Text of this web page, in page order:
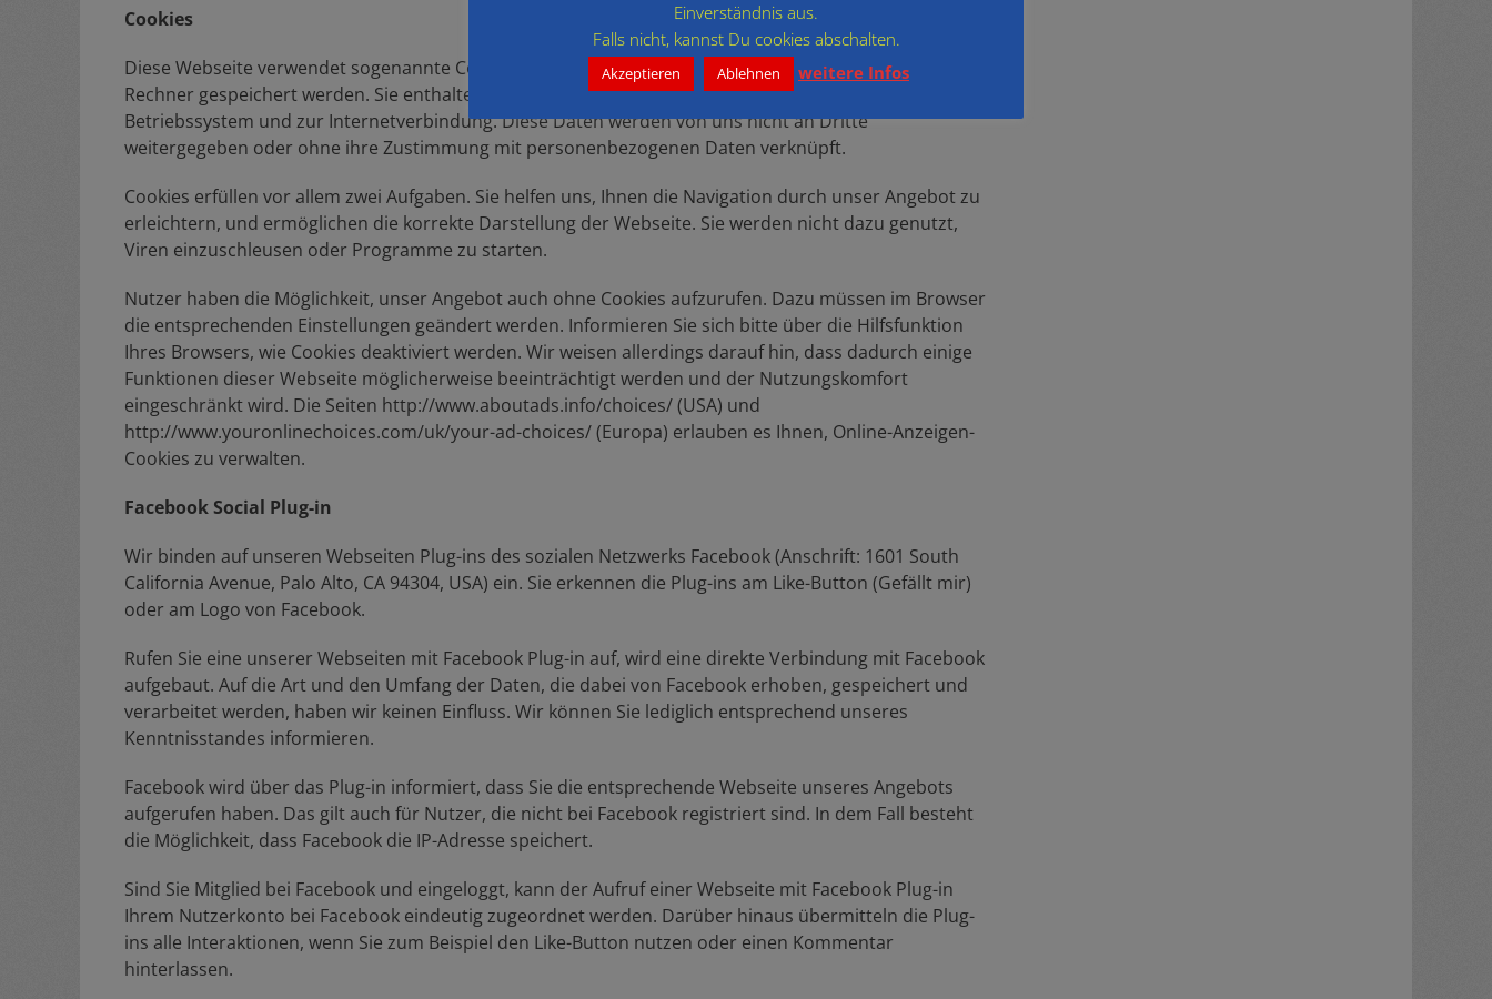
Cookies
Diese Webseite verwendet sogenannte Cookies. Das sind Textdateien, die vom Server aus auf Ihrem
Rechner gespeichert werden. Sie enthalten Informationen zum Browser, zur IP-Adresse, dem
Betriebssystem und zur Internetverbindung. Diese Daten werden von uns nicht an Dritte
weitergegeben oder ohne ihre Zustimmung mit personenbezogenen Daten verknüpft.
Cookies erfüllen vor allem zwei Aufgaben. Sie helfen uns, Ihnen die Navigation durch unser Angebot zu
erleichtern, und ermöglichen die korrekte Darstellung der Webseite. Sie werden nicht dazu genutzt,
Viren einzuschleusen oder Programme zu starten.
Nutzer haben die Möglichkeit, unser Angebot auch ohne Cookies aufzurufen. Dazu müssen im Browser
die entsprechenden Einstellungen geändert werden. Informieren Sie sich bitte über die Hilfsfunktion
Ihres Browsers, wie Cookies deaktiviert werden. Wir weisen allerdings darauf hin, dass dadurch einige
Funktionen dieser Webseite möglicherweise beeinträchtigt werden und der Nutzungskomfort
eingeschränkt wird. Die Seiten http://www.aboutads.info/choices/ (USA) und
http://www.youronlinechoices.com/uk/your-ad-choices/ (Europa) erlauben es Ihnen, Online-Anzeigen-
Cookies zu verwalten.
Facebook Social Plug-in
Wir binden auf unseren Webseiten Plug-ins des sozialen Netzwerks Facebook (Anschrift: 1601 South
California Avenue, Palo Alto, CA 94304, USA) ein. Sie erkennen die Plug-ins am Like-Button (Gefällt mir)
oder am Logo von Facebook.
Rufen Sie eine unserer Webseiten mit Facebook Plug-in auf, wird eine direkte Verbindung mit Facebook
aufgebaut. Auf die Art und den Umfang der Daten, die dabei von Facebook erhoben, gespeichert und
verarbeitet werden, haben wir keinen Einfluss. Wir können Sie lediglich entsprechend unseres
Kenntnisstandes informieren.
Facebook wird über das Plug-in informiert, dass Sie die entsprechende Webseite unseres Angebots
aufgerufen haben. Das gilt auch für Nutzer, die nicht bei Facebook registriert sind. In dem Fall besteht
die Möglichkeit, dass Facebook die IP-Adresse speichert.
Sind Sie Mitglied bei Facebook und eingeloggt, kann der Aufruf einer Webseite mit Facebook Plug-in
Ihrem Nutzerkonto bei Facebook eindeutig zugeordnet werden. Darüber hinaus übermitteln die Plug-
ins alle Interaktionen, wenn Sie zum Beispiel den Like-Button nutzen oder einen Kommentar
hinterlassen.
Einverständnis aus.
Falls nicht, kannst Du cookies abschalten.
Akzeptieren Ablehnen weitere Infos